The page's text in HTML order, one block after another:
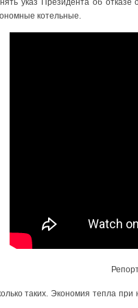
котельные.
таких. Экономия тепла